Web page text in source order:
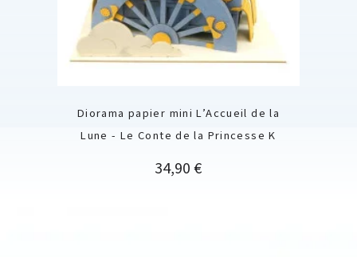
Diorama papier mini L’Accueil de la
Lune - Le Conte de la Princesse K
Prix
34,90 €